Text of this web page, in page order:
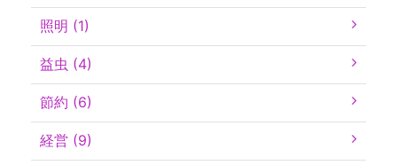
照明 (1)
益虫 (4)
節約 (6)
経営 (9)